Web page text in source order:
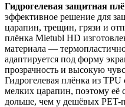
Гидрогелевая защитная
эффективное решение для
царапин, трещин, грязи и
плёнка Mietubl HD
материала —
адаптируется под форму
прозрачность и высокую
Гидрогелевая плёнка из TPU
мелких царапин, поэтому её
дольше, чем у дешёвых PET-